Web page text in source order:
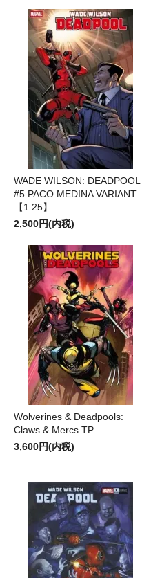
WADE WILSON: DEADPOOL
#5 PACO MEDINA VARIANT
【1:25】
2,500円(内税)
Wolverines & Deadpools:
Claws & Mercs TP
3,600円(内税)